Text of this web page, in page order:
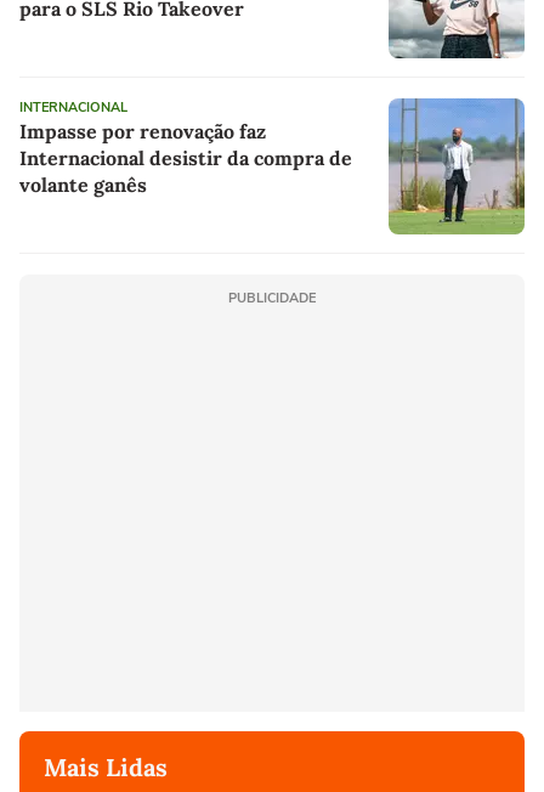
para o SLS Rio Takeover
INTERNACIONAL
Impasse por renovação faz
Internacional desistir da compra de
volante ganês
PUBLICIDADE
Mais Lidas